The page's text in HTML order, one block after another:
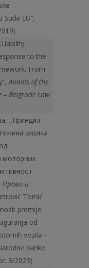
EU“,
to the
From
Annals of the
– Belgrade Law
„Принцип
ризика
моторних
Право и
Tomić
premije
od
vozila –
banke
3/2023)